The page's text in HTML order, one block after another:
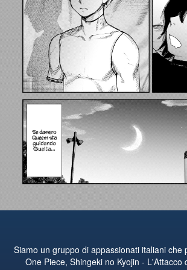
Siamo un gruppo di appassionati italiani che
One Piece, Shingeki no Kyojin - L'Attacco